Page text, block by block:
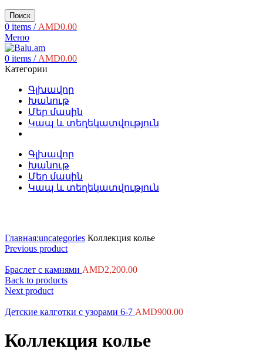
Поиск
0 items / AMD0.00
Меню
0 items / AMD0.00
Категории
Գլխավոր
Խանութ
Մեր մասին
Կապ և տեղեկատվություն
Գլխավոր
Խանութ
Մեր մասին
Կապ և տեղեկատվություն
Главная:uncategories Коллекция колье
Previous product
Браслет с камнями AMD2,200.00
Back to products
Next product
Детские калготки с узорами 6-7 AMD900.00
Коллекция колье